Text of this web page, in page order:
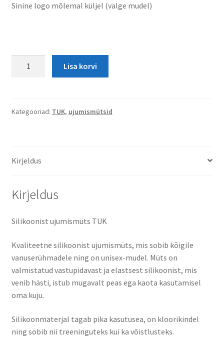
Sinine logo mõlemal küljel (valge mudel)
kogus
Lisa korvi
Kategooriad: TUK, ujumismütsid
Kirjeldus
Kirjeldus
Silikoonist ujumismüts TUK
Kvaliteetne silikoonist ujumismüts, mis sobib kõigile
vanuserühmadele ning on unisex-mudel. Müts on
valmistatud vastupidavast ja elastsest silikoonist, mis
venib hästi, istub mugavalt peas ega kaota kasutamisel
oma kuju.
Silikoonmaterjal tagab pika kasutusea, on kloorikindel
ning sobib nii treeninguteks kui ka võistlusteks.